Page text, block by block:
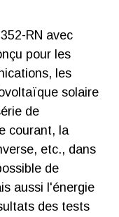
D : entrée CC à
2 canaux
:
K:2DI+2DO
RN avec
pour les
les
solaire
de
courant, la
etc., dans
de
aussi l'énergie
des tests